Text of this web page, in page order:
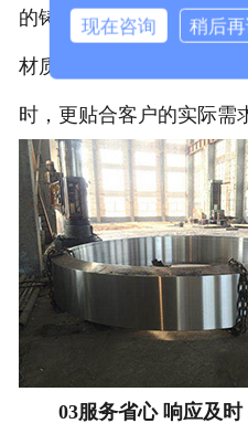
的铸造工艺，能针对不同
材质配比和铸造方案，确
时，更贴合客户的实际需
03服务省心 响应及时
现在咨询 稍后